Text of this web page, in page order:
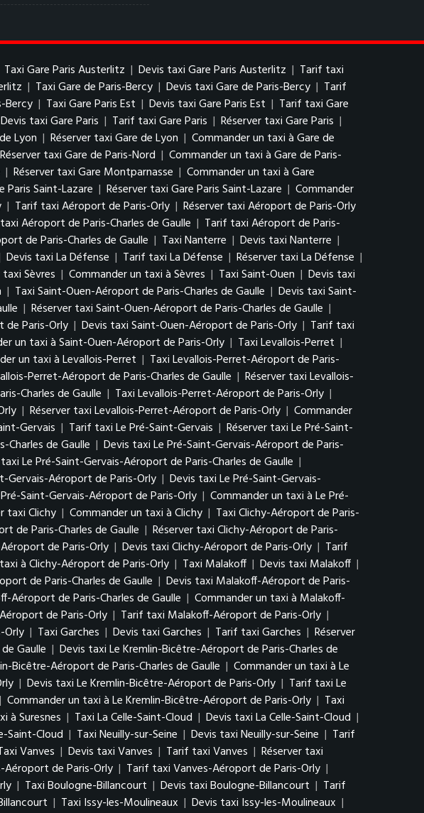
Taxi Gare Paris Austerlitz | Devis taxi Gare Paris Austerlitz | Tarif taxi
| Taxi Gare de Paris-Bercy | Devis taxi Gare de Paris-Bercy | Tarif
Bercy | Taxi Gare Paris Est | Devis taxi Gare Paris Est | Tarif taxi Gare
Devis taxi Gare Paris | Tarif taxi Gare Paris | Réserver taxi Gare Paris |
Lyon | Réserver taxi Gare de Lyon | Commander un taxi à Gare de
Réserver taxi Gare de Paris-Nord | Commander un taxi à Gare de Paris-
| Réserver taxi Gare Montparnasse | Commander un taxi à Gare
Paris Saint-Lazare | Réserver taxi Gare Paris Saint-Lazare | Commander
| Tarif taxi Aéroport de Paris-Orly | Réserver taxi Aéroport de Paris-Orly
Aéroport de Paris-Charles de Gaulle | Tarif taxi Aéroport de Paris-
de Paris-Charles de Gaulle | Taxi Nanterre | Devis taxi Nanterre |
Devis taxi La Défense | Tarif taxi La Défense | Réserver taxi La Défense |
Sèvres | Commander un taxi à Sèvres | Taxi Saint-Ouen | Devis taxi
| Taxi Saint-Ouen-Aéroport de Paris-Charles de Gaulle | Devis taxi Saint-
| Réserver taxi Saint-Ouen-Aéroport de Paris-Charles de Gaulle |
de Paris-Orly | Devis taxi Saint-Ouen-Aéroport de Paris-Orly | Tarif taxi
un taxi à Saint-Ouen-Aéroport de Paris-Orly | Taxi Levallois-Perret |
un taxi à Levallois-Perret | Taxi Levallois-Perret-Aéroport de Paris-
Perret-Aéroport de Paris-Charles de Gaulle | Réserver taxi Levallois-
Charles de Gaulle | Taxi Levallois-Perret-Aéroport de Paris-Orly |
| Réserver taxi Levallois-Perret-Aéroport de Paris-Orly | Commander
Gervais | Tarif taxi Le Pré-Saint-Gervais | Réserver taxi Le Pré-Saint-
Charles de Gaulle | Devis taxi Le Pré-Saint-Gervais-Aéroport de Paris-
Le Pré-Saint-Gervais-Aéroport de Paris-Charles de Gaulle |
Gervais-Aéroport de Paris-Orly | Devis taxi Le Pré-Saint-Gervais-
Saint-Gervais-Aéroport de Paris-Orly | Commander un taxi à Le Pré-
taxi Clichy | Commander un taxi à Clichy | Taxi Clichy-Aéroport de Paris-
de Paris-Charles de Gaulle | Réserver taxi Clichy-Aéroport de Paris-
de Paris-Orly | Devis taxi Clichy-Aéroport de Paris-Orly | Tarif
à Clichy-Aéroport de Paris-Orly | Taxi Malakoff | Devis taxi Malakoff |
de Paris-Charles de Gaulle | Devis taxi Malakoff-Aéroport de Paris-
Aéroport de Paris-Charles de Gaulle | Commander un taxi à Malakoff-
de Paris-Orly | Tarif taxi Malakoff-Aéroport de Paris-Orly |
Orly | Taxi Garches | Devis taxi Garches | Tarif taxi Garches | Réserver
Gaulle | Devis taxi Le Kremlin-Bicêtre-Aéroport de Paris-Charles de
Bicêtre-Aéroport de Paris-Charles de Gaulle | Commander un taxi à Le
| Devis taxi Le Kremlin-Bicêtre-Aéroport de Paris-Orly | Tarif taxi Le
| Commander un taxi à Le Kremlin-Bicêtre-Aéroport de Paris-Orly | Taxi
à Suresnes | Taxi La Celle-Saint-Cloud | Devis taxi La Celle-Saint-Cloud |
Saint-Cloud | Taxi Neuilly-sur-Seine | Devis taxi Neuilly-sur-Seine | Tarif
Vanves | Devis taxi Vanves | Tarif taxi Vanves | Réserver taxi
Aéroport de Paris-Orly | Tarif taxi Vanves-Aéroport de Paris-Orly |
| Taxi Boulogne-Billancourt | Devis taxi Boulogne-Billancourt | Tarif
| Taxi Issy-les-Moulineaux | Devis taxi Issy-les-Moulineaux |